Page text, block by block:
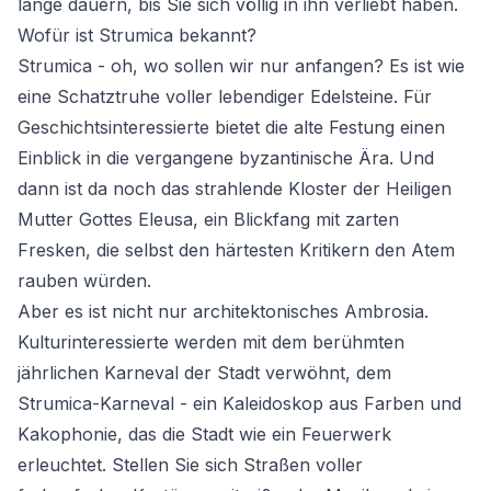
Wofür ist Strumica bekannt?
Strumica - oh, wo sollen wir nur anfangen? Es ist wie
eine Schatztruhe voller lebendiger Edelsteine. Für
Geschichtsinteressierte bietet die alte Festung einen
Einblick in die vergangene byzantinische Ära. Und
dann ist da noch das strahlende Kloster der Heiligen
Mutter Gottes Eleusa, ein Blickfang mit zarten
Fresken, die selbst den härtesten Kritikern den Atem
rauben würden.
Aber es ist nicht nur architektonisches Ambrosia.
Kulturinteressierte werden mit dem berühmten
jährlichen Karneval der Stadt verwöhnt, dem
Strumica-Karneval - ein Kaleidoskop aus Farben und
Kakophonie, das die Stadt wie ein Feuerwerk
erleuchtet. Stellen Sie sich Straßen voller